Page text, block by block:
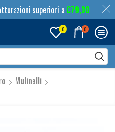
superiori a €79,00
0 0
input
Mulinelli